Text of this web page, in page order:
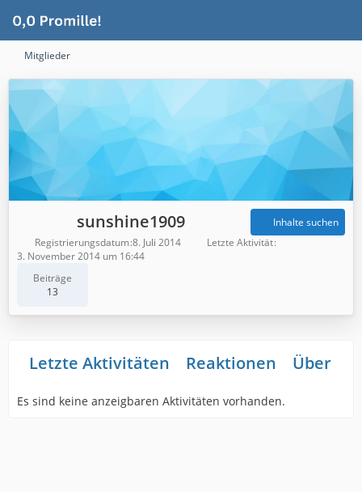
Mitglieder
sunshine1909
Beiträge
13
Inhalte suchen
Registrierungsdatum 8. Juli 2014
Letzte Aktivität
3. November 2014 um 16:44
Letzte Aktivitäten Reaktionen Über
Es sind keine anzeigbaren Aktivitäten vorhanden.